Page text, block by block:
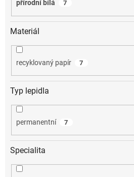
přírodní bílá 7
Materiál
recyklovaný papír 7
Typ lepidla
permanentní 7
Specialita